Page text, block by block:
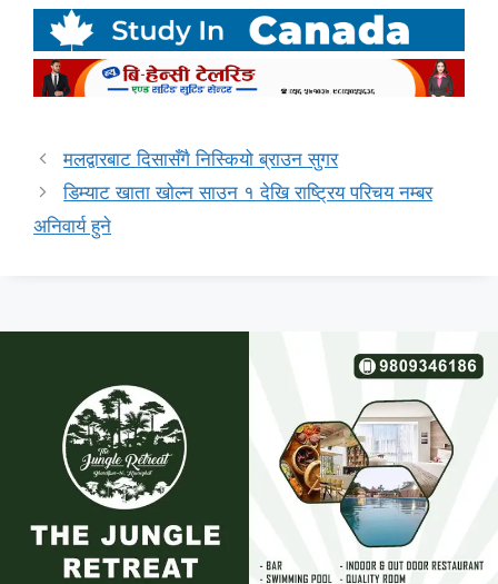
मलद्वारबाट दिसासँगै निस्कियो ब्राउन सुगर
डिम्याट खाता खोल्न साउन १ देखि राष्ट्रिय परिचय नम्बर
अनिवार्य हुने